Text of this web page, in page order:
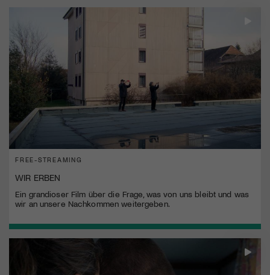
FREE-STREAMING
WIR ERBEN
Ein grandioser Film über die Frage, was von uns bleibt und was
wir an unsere Nachkommen weitergeben.